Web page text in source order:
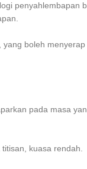
penyahlembapan
boleh
pada masa
kuasa rendah.